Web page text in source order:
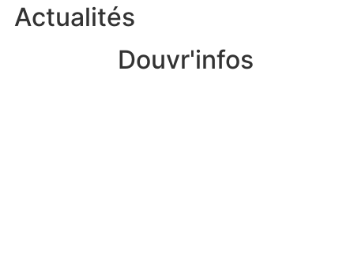
Actualités
Douvr'infos